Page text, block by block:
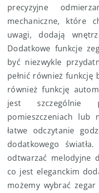
precyzyjne
mechaniczne, które
uwagi, dodają
Dodatkowe funkcje
być niezwykle
pełnić również funkcję
również funkcję
jest szczególnie
pomieszczeniach lub
łatwe odczytanie
dodatkowego
odtwarzać melodyjne
co jest eleganckim
możemy wybrać